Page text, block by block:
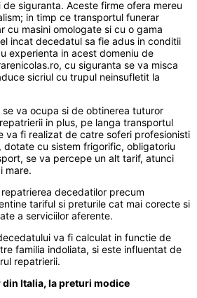
siguranta. Aceste firme ofera mereu
in timp ce transportul funerar
cu masini omologate si cu o gama
incat decedatul sa fie adus in conditii
experienta in acest domeniu de
cu siguranta se va misca
sicriul cu trupul neinsufletit la
va ocupa si de obtinerea tuturor
in plus, pe langa transportul
va fi realizat de catre soferi profesionisti
dotate cu sistem frigorific, obligatoriu
se va percepe un alt tarif, atunci
mare.
decedatilor precum
tariful si preturile cat mai corecte si
a serviciilor aferente.
va fi calculat in functie de
familia indoliata, si este influentat de
repatrierii.
Italia, la preturi modice